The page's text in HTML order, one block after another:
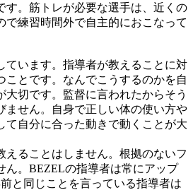
す。筋トレが必要な選手は、近くの
で練習時間外で自主的におこなって
ています。指導者が教えることに対
ことです。なんでこうするのかを自
大切です。監督に言われたからそう
ません。自身で正しい体の使い方や
て自分に合った動きで動くことが大
えることはしません。根拠のないフ
ん。BEZELの指導者は常にアップ
と同じことを言っている指導者は